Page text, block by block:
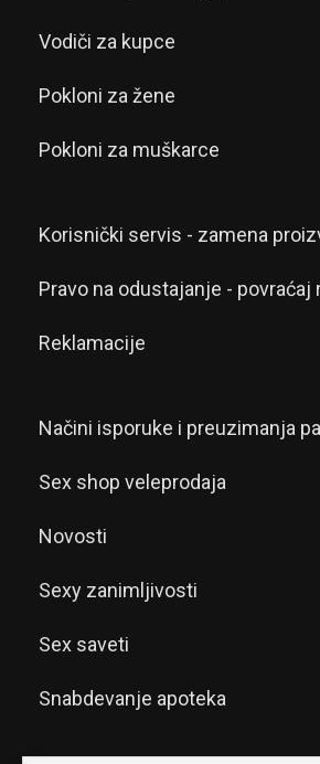
Vodiči za kupce
Pokloni za žene
Pokloni za muškarce
Korisnički servis - zamena
Pravo na odustajanje - povraćaj
Reklamacije
Načini isporuke i preuzimanja
Sex shop veleprodaja
Novosti
Sexy zanimljivosti
Sex saveti
Snabdevanje apoteka